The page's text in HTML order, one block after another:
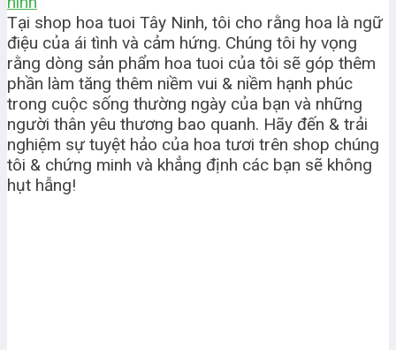
Tại shop hoa tuoi Tây Ninh, tôi cho rằng hoa là ngữ
điệu của ái tình và cảm hứng. Chúng tôi hy vọng
rằng dòng sản phẩm hoa tuoi của tôi sẽ góp thêm
phần làm tăng thêm niềm vui & niềm hạnh phúc
trong cuộc sống thường ngày của bạn và những
người thân yêu thương bao quanh. Hãy đến & trải
nghiệm sự tuyệt hảo của hoa tươi trên shop chúng
tôi & chứng minh và khẳng định các bạn sẽ không
hụt hẫng!